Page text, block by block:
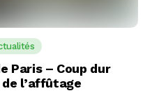
Paris – Coup dur
l’affûtage